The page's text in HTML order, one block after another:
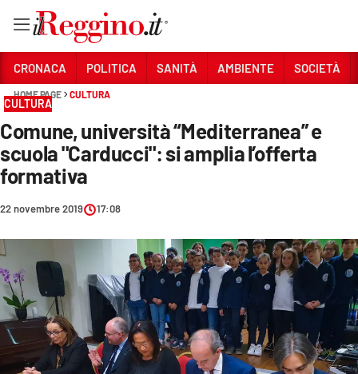
Sezioni
CRONACA
POLITICA
SANITÀ
AMBIENTE
SOCIETÀ
CULTURA
ECONOMIA E LAVORO
CRONACA POLITICA SANITÀ AMBIENTE SOCIETÀ
HOME PAGE CULTURA
CULTURA
Comune, università “Mediterranea” e
scuola "Carducci": si amplia l’offerta
formativa
22 novembre 2019 17:08